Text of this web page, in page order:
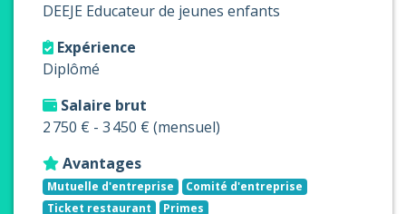
DEEJE Educateur de jeunes enfants
Expérience
Diplômé
Salaire brut
2 750 € - 3 450 € (mensuel)
Avantages
Mutuelle d'entreprise
Comité d'entreprise
Ticket restaurant
Primes